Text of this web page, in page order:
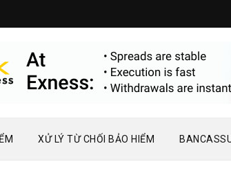
XỬ LÝ TỪ CHỐI BẢO HIỂM